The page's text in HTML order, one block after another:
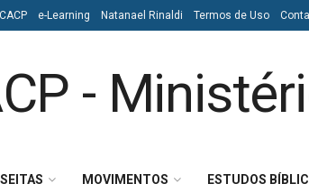
e-Learning Natanael Rinaldi Termos de Uso
SEITAS MOVIMENTOS ESTUDOS